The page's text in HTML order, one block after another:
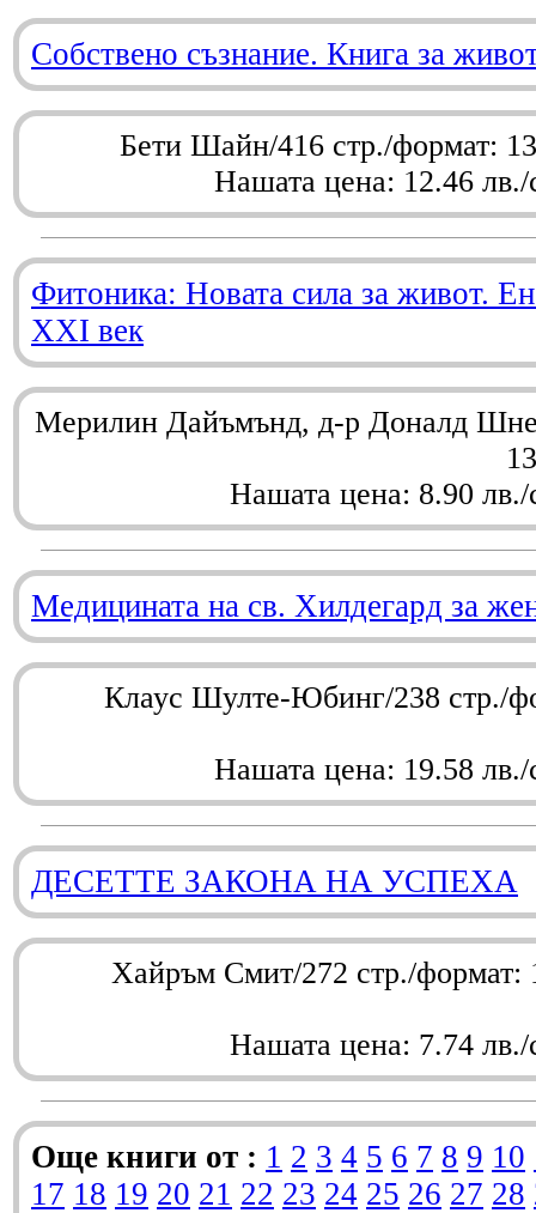
Собствено съзнание. Книга за
Бети Шайн/416 стр./формат:
Нашата цена: 12.46 лв./
Фитоника: Новата сила за живот.
XXI век
Мерилин Дайъмънд, д-р Доналд
Нашата цена: 8.90 лв./
Медицината на св. Хилдегард за
Клаус Шулте-Юбинг/238 стр./
Нашата цена: 19.58 лв./
ДЕСЕТТЕ ЗАКОНА НА УСПЕХА
Хайръм Смит/272 стр./
Нашата цена: 7.74 лв./
Още книги от : 1 2 3 4 5 6 7 8 9 10
17 18 19 20 21 22 23 24 25 26 27 28